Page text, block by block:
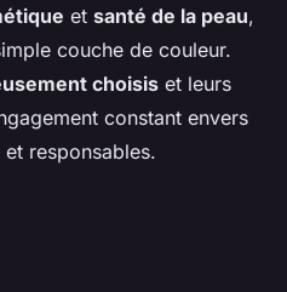
et santé de la peau,
couche de couleur.
choisis et leurs
constant envers
responsables.